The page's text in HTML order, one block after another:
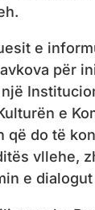
e
për
e
që do të
vllehe,
e